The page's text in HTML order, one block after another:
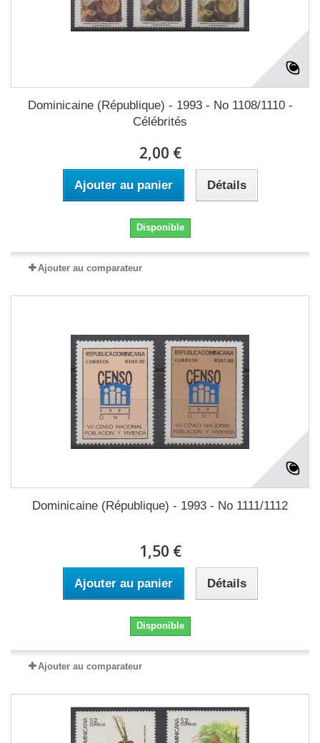
Dominicaine (République) - 1993 - No 1108/1110 -
Célébrités
2,00 €
Ajouter au panier Détails
Disponible
Ajouter au comparateur
Dominicaine (République) - 1993 - No 1111/1112
1,50 €
Ajouter au panier Détails
Disponible
Ajouter au comparateur